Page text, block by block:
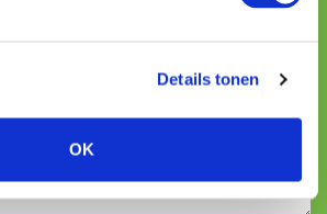
Details tonen
OK